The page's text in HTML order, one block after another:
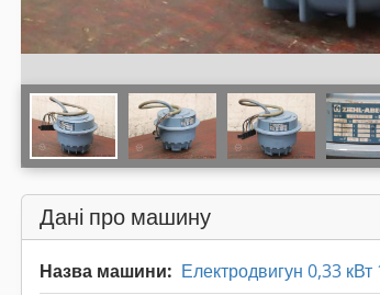
Дані про машину
Назва машини: Електродвигун 0,33